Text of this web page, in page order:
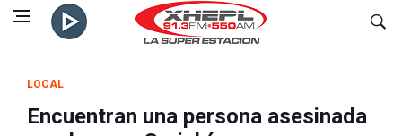
LOCAL
Encuentran una persona asesinada